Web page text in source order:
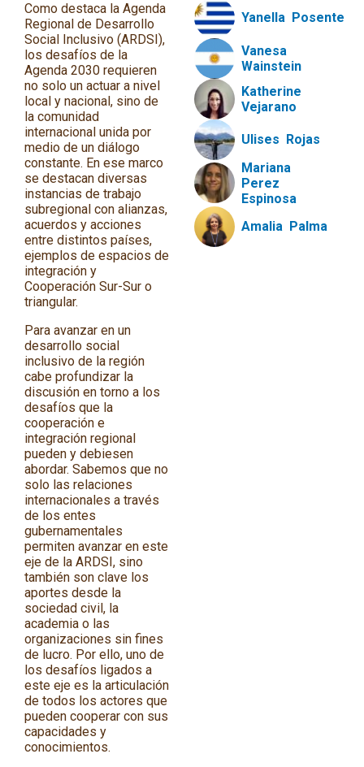
Como destaca la Agenda
Regional de Desarrollo
Social Inclusivo (ARDSI),
los desafíos de la
Agenda 2030 requieren
no solo un actuar a nivel
local y nacional, sino de
la comunidad
internacional unida por
medio de un diálogo
constante. En ese marco
se destacan diversas
instancias de trabajo
subregional con alianzas,
acuerdos y acciones
entre distintos países,
ejemplos de espacios de
integración y
Cooperación Sur-Sur o
triangular.
Para avanzar en un
desarrollo social
inclusivo de la región
cabe profundizar la
discusión en torno a los
desafíos que la
cooperación e
integración regional
pueden y debiesen
abordar. Sabemos que no
solo las relaciones
internacionales a través
de los entes
gubernamentales
permiten avanzar en este
eje de la ARDSI, sino
también son clave los
aportes desde la
sociedad civil, la
academia o las
organizaciones sin fines
de lucro. Por ello, uno de
los desafíos ligados a
este eje es la articulación
de todos los actores que
pueden cooperar con sus
capacidades y
conocimientos.
Yanella Posente
Vanesa
Wainstein
Katherine
Vejarano
Ulises
Rojas
Mariana
Perez
Espinosa
Amalia Palma